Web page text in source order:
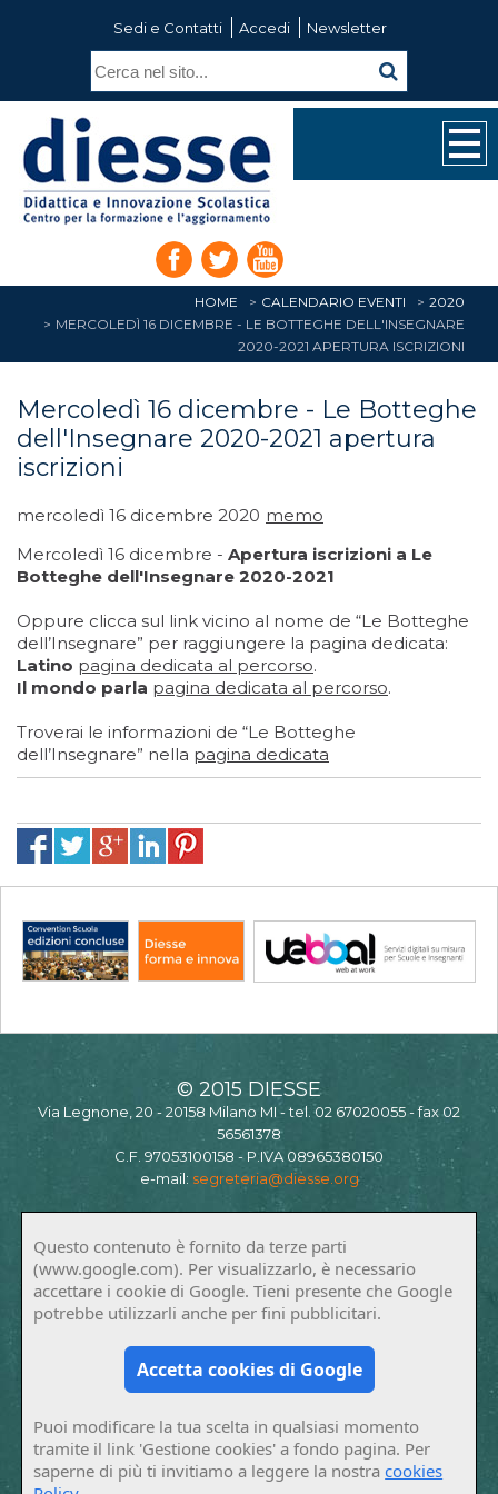
Sedi e Contatti Accedi Newsletter
HOME CALENDARIO EVENTI
2020
MERCOLEDÌ 16 DICEMBRE - LE BOTTEGHE DELL'INSEGNARE
2020-2021 APERTURA ISCRIZIONI
Mercoledì 16 dicembre - Le Botteghe
dell'Insegnare 2020-2021 apertura
iscrizioni
mercoledì 16 dicembre 2020 memo
Mercoledì 16 dicembre - Apertura iscrizioni a Le
Botteghe dell'Insegnare 2020-2021
Oppure clicca sul link vicino al nome de “Le Botteghe
dell’Insegnare” per raggiungere la pagina dedicata:
Latino pagina dedicata al percorso.
Il mondo parla pagina dedicata al percorso.
Troverai le informazioni de “Le Botteghe
dell’Insegnare” nella pagina dedicata
© 2015 DIESSE
Via Legnone, 20 - 20158 Milano MI - tel. 02 67020055 - fax 02
56561378
C.F. 97053100158 - P.IVA 08965380150
e-mail: segreteria@diesse.org
Questo contenuto è fornito da terze parti
(www.google.com). Per visualizzarlo, è necessario
accettare i cookie di Google. Tieni presente che Google
potrebbe utilizzarli anche per fini pubblicitari.
Accetta cookies di Google
Puoi modificare la tua scelta in qualsiasi momento
tramite il link 'Gestione cookies' a fondo pagina. Per
saperne di più ti invitiamo a leggere la nostracookies